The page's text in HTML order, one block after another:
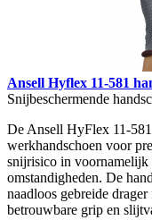
Ansell Hyflex 11-581
Snijbeschermende
De Ansell HyFlex 11-
werkhandschoen voor
snijrisico in
omstandigheden. De
naadloos gebreide
betrouwbare grip en